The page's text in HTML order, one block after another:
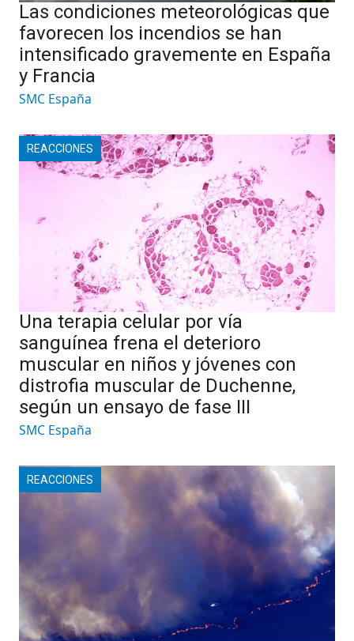
Las condiciones meteorológicas que
favorecen los incendios se han
intensificado gravemente en España
y Francia
SMC España
REACCIONES
Una terapia celular por vía
sanguínea frena el deterioro
muscular en niños y jóvenes con
distrofia muscular de Duchenne,
según un ensayo de fase III
SMC España
REACCIONES